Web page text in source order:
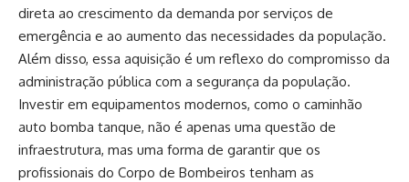
direta ao crescimento da demanda por serviços de
emergência e ao aumento das necessidades da população.
Além disso, essa aquisição é um reflexo do compromisso da
administração pública com a segurança da população.
Investir em equipamentos modernos, como o caminhão
auto bomba tanque, não é apenas uma questão de
infraestrutura, mas uma forma de garantir que os
profissionais do Corpo de Bombeiros tenham as